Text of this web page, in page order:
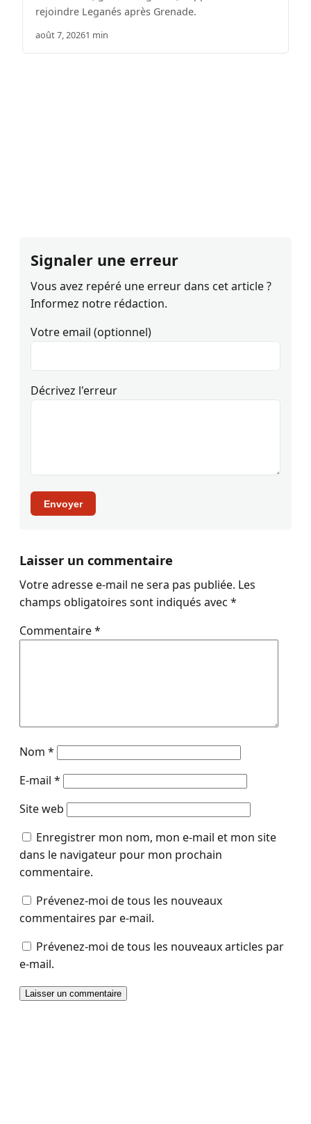
rejoindre Leganés après Grenade.
août 7, 20261 min
Signaler une erreur
Vous avez repéré une erreur dans cet article ?
Informez notre rédaction.
Votre email (optionnel)
Décrivez l'erreur
Envoyer
Laisser un commentaire
Votre adresse e-mail ne sera pas publiée. Les
champs obligatoires sont indiqués avec *
Commentaire*
Nom *
E-mail *
Site web
Enregistrer mon nom, mon e-mail et mon site
dans le navigateur pour mon prochain
commentaire.
Prévenez-moi de tous les nouveaux
commentaires par e-mail.
Prévenez-moi de tous les nouveaux articles par
e-mail.